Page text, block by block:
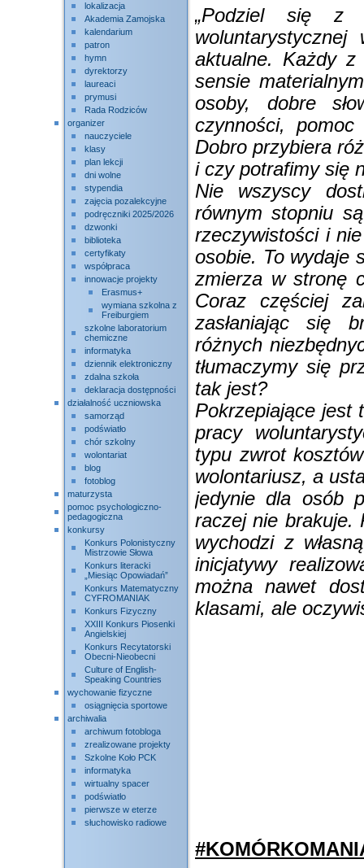
„Podziel się z
aktualne. Każdy
sensie
osoby, dobre
czynności,
Dobro przybiera
i czy potrafimy się
Nie wszyscy
równym stopniu
rzeczywistości i
osobie. To wydaje
zmierza w stronę
Coraz częściej
zasłaniając się
różnych
tłumaczymy się
tak jest?
Pokrzepiające jest
pracy
typu zwrot
wolontariusz, a
jedynie dla osób
raczej nie brakuje.
wychodzi z
inicjatywy
można nawet
klasami, ale
lokalizacja
Akademia Zamojska
kalendarium
patron
hymn
dyrektorzy
laureaci
prymusi
Rada Rodziców
organizer
nauczyciele
klasy
plan lekcji
dni wolne
stypendia
zajęcia pozalekcyjne
podręczniki 2025/2026
dzwonki
biblioteka
certyfikaty
współpraca
innowacje projekty
Erasmus+
wymiana szkolna z
Freiburgiem
szkolne laboratorium
chemiczne
informatyka
dziennik elektroniczny
zdalna szkoła
deklaracja dostępności
działalność uczniowska
samorząd
podświatło
chór szkolny
wolontariat
blog
fotoblog
maturzysta
pomoc psychologiczno-
pedagogiczna
konkursy
Konkurs Polonistyczny
Mistrzowie Słowa
Konkurs literacki
„Miesiąc Opowiadań”
Konkurs Matematyczny
CYFROMANIAK
Konkurs Fizyczny
XXIII Konkurs Piosenki
Angielskiej
Konkurs Recytatorski
Obecni-Nieobecni
Culture of English-
Speaking Countries
wychowanie fizyczne
osiągnięcia sportowe
archiwalia
archiwum fotobloga
zrealizowane projekty
Szkolne Koło PCK
informatyka
wirtualny spacer
podświatło
pierwsze w eterze
słuchowisko radiowe